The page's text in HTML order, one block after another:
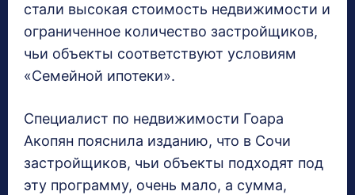
стали высокая стоимость недвижимости и
ограниченное количество застройщиков,
чьи объекты соответствуют условиям
«Семейной ипотеки».
Специалист по недвижимости Гоара
Акопян пояснила изданию, что в Сочи
застройщиков, чьи объекты подходят под
эту программу, очень мало, а сумма,